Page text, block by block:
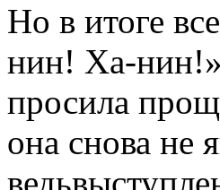
Но в итоге
нин! Ха-
просила
она снова не